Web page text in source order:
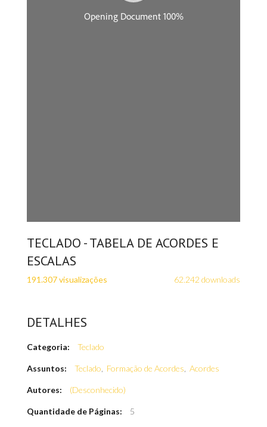
TECLADO - TABELA DE ACORDES E
ESCALAS
191.307 visualizações 62.242 downloads
DETALHES
Categoria: Teclado
Assuntos: Teclado Formação de Acordes Acordes
Autores: (Desconhecido)
Quantidade de Páginas: 5